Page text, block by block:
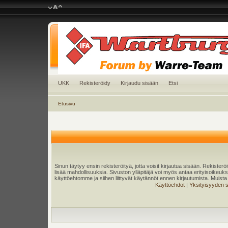
UKK Rekisteröidy Kirjaudu sisään Etsi
Etusivu
Sinun täytyy ensin rekisteröityä, jotta voisit kirjautua sisään.
lisää mahdollisuuksia. Sivuston ylläpitäjä voi myös antaa
käyttöehtomme ja siihen liittyvät käytännöt ennen kirjautumista.
Käyttöehdot| Yksityisyyden